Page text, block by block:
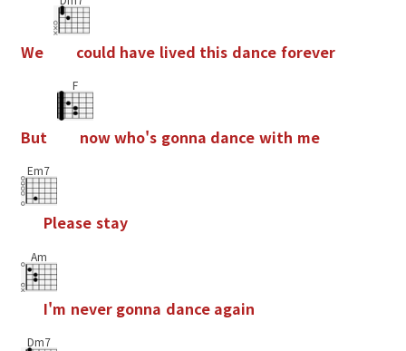
We could have lived this dance forever
But
F
nowwho's gonna dance with me
Em7
Please stay
Am
I'm never gonna dance again
Dm7